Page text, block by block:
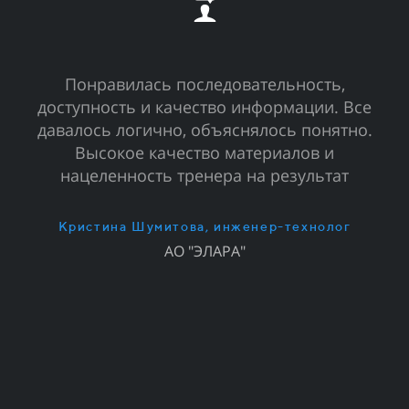
Понравилась последовательность,
доступность и качество информации. Все
давалось логично, объяснялось понятно.
Высокое качество материалов и
нацеленность тренера на результат
Кристина Шумитова, инженер-технолог
АО "ЭЛАРА"